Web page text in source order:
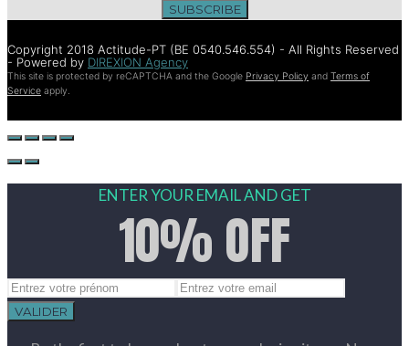
SUBSCRIBE
Copyright 2018 Actitude-PT (BE 0540.546.554) - All Rights Reserved
- Powered by DIREXION Agency
This site is protected by reCAPTCHA and the Google Privacy Policy and Terms of
Service apply.
ENTER YOUR EMAIL AND GET
10% OFF
VALIDER